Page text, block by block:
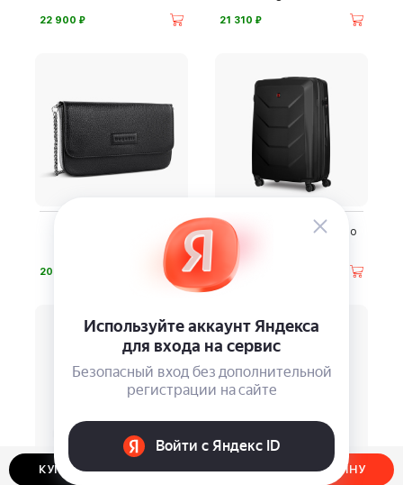
КУПИТЬ В ОДИН КЛИК ДОБАВИТЬ В КОРЗИНУ
22 900 ⃏ 21 310 ⃏
20 990
Чемодан Wenger Prymo
20 130